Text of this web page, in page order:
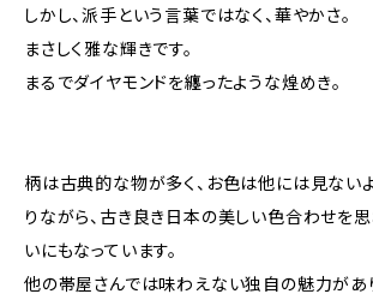
しかし、派手という言葉ではなく、華やかさ。
まさしく雅な輝きです。
まるでダイヤモンドを纏ったような煌めき。
柄は古典的な物が多く、お色は他には見ない
りながら、古き良き日本の美しい色合わせを
いにもなっています。
他の帯屋さんでは味わえない独自の魅力が